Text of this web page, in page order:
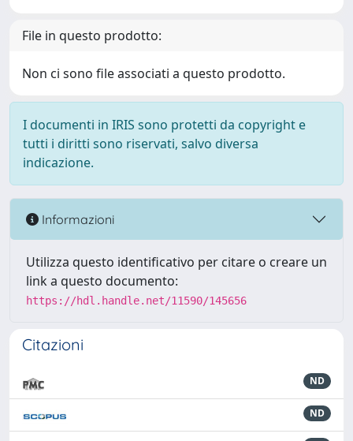
File in questo prodotto:
Non ci sono file associati a questo prodotto.
I documenti in IRIS sono protetti da copyright e
tutti i diritti sono riservati, salvo diversa
indicazione.
Informazioni
Utilizza questo identificativo per citare o creare un
link a questo documento:
https://hdl.handle.net/11590/145656
Citazioni
ND
ND